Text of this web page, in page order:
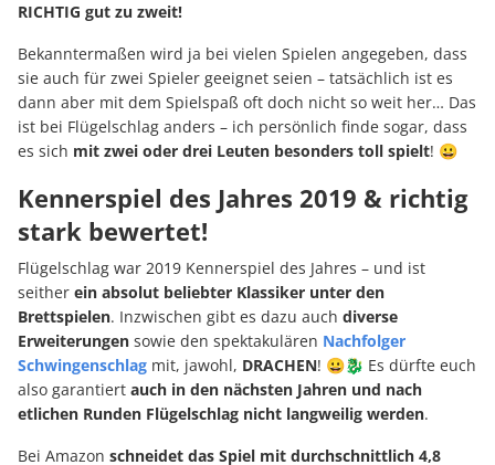
RICHTIG gut zu zweit!
Bekanntermaßen wird ja bei vielen Spielen angegeben, dass
sie auch für zwei Spieler geeignet seien – tatsächlich ist es
dann aber mit dem Spielspaß oft doch nicht so weit her… Das
ist bei Flügelschlag anders – ich persönlich finde sogar, dass
es sich mit zwei oder drei Leuten besonders toll spielt! 😀
Kennerspiel des Jahres 2019 & richtig
stark bewertet!
Flügelschlag war 2019 Kennerspiel des Jahres – und ist
seither ein absolut beliebter Klassiker unter den
Brettspielen. Inzwischen gibt es dazu auch diverse
Erweiterungen sowie den spektakulären Nachfolger
Schwingenschlag mit, jawohl, DRACHEN! 😀🐉 Es dürfte euch
also garantiert auch in den nächsten Jahren und nach
etlichen Runden Flügelschlag nicht langweilig werden.
Bei Amazon schneidet das Spiel mit durchschnittlich 4,8